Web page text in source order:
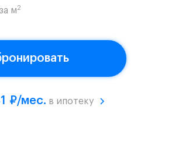
м2
₽/мес. в ипотеку